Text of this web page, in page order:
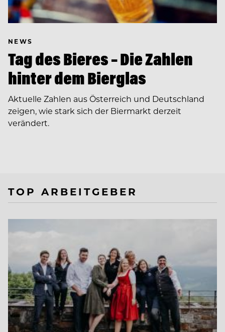
NEWS
Tag des Bieres – Die Zahlen
hinter dem Bierglas
Aktuelle Zahlen aus Österreich und Deutschland
zeigen, wie stark sich der Biermarkt derzeit
verändert.
TOP ARBEITGEBER